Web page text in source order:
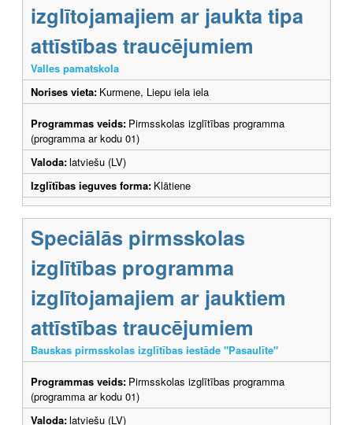
izglītojamajiem ar jaukta tipa
attīstības traucējumiem
Valles pamatskola
Norises vieta: Kurmene, Liepu iela iela
Programmas veids: Pirmsskolas izglītības programma
(programma ar kodu 01)
Valoda:latviešu (LV)
Izglītības ieguves forma: Klātiene
Speciālās pirmsskolas
izglītības programma
izglītojamajiem ar jauktiem
attīstības traucējumiem
Bauskas pirmsskolas izglītības iestāde "Pasaulīte"
Programmas veids: Pirmsskolas izglītības programma
(programma ar kodu 01)
Valoda:latviešu (LV)